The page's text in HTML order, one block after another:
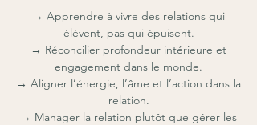
→ Apprendre à vivre des relations qui
élèvent, pas qui épuisent.
→ Réconcilier profondeur intérieure et
engagement dans le monde.
→ Aligner l’énergie, l’âme et l’action dans la
relation.
→ Manager la relation plutôt que gérer les